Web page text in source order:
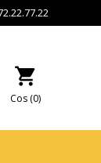
Cos (0)